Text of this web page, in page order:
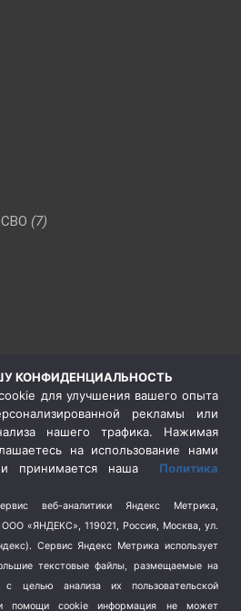
СВО (7)
(404)
КОНФИДЕНЦИАЛЬНОСТЬ
для улучшения вашего опыта
рекламы или
нашего трафика. Нажимая
на использование нами
принимается наша Политика
веб-аналитики Яндекс Метрика,
«ЯНДЕКС», 119021, Россия, Москва, ул.
Сервис Яндекс Метрика использует
текстовые файлы, размещаемые на
с целью анализа их пользовательской
помощи cookie информация не может